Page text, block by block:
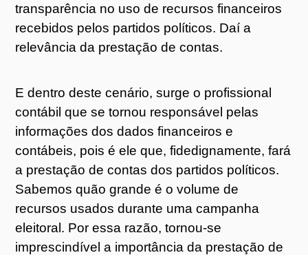
transparência no uso de recursos financeiros
recebidos pelos partidos políticos. Daí a
relevância da prestação de contas.
E dentro deste cenário, surge o profissional
contábil que se tornou responsável pelas
informações dos dados financeiros e
contábeis, pois é ele que, fidedignamente, fará
a prestação de contas dos partidos políticos.
Sabemos quão grande é o volume de
recursos usados durante uma campanha
eleitoral. Por essa razão, tornou-se
imprescindível a importância da prestação de